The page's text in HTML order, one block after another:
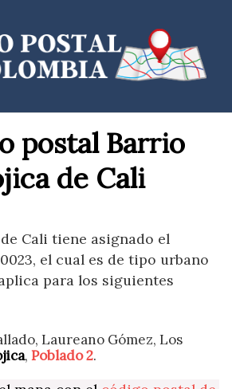
postal Barrio
de Cali
Cali tiene asignado el
el cual es de tipo urbano
para los siguientes
Laureano Gómez, Los
, Poblado 2.